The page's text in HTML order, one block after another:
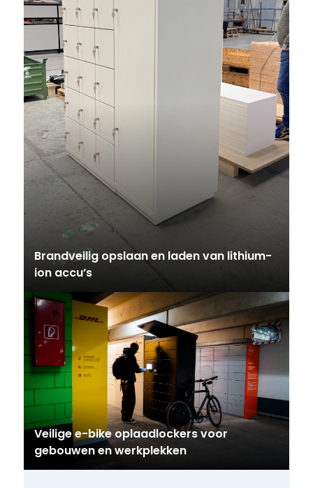
Brandveilig opslaan en laden van lithium-
ion accu’s
Veilige e-bike oplaadlockers voor
gebouwen en werkplekken